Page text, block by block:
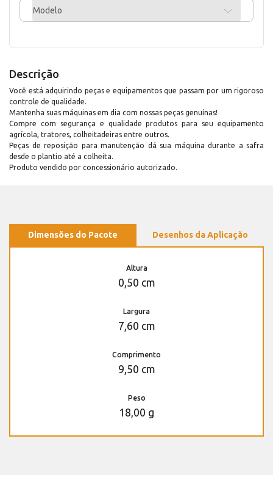
Modelo
Descrição
Você está adquirindo peças e equipamentos que passam por um rigoroso
controle de qualidade.
Mantenha suas máquinas em dia com nossas peças genuínas!
Compre com segurança e qualidade produtos para seu equipamento
agrícola, tratores, colheitadeiras entre outros.
Peças de reposição para manutenção dá sua máquina durante a safra
desde o plantio até a colheita.
Produto vendido por concessionário autorizado.
Dimensões do Pacote Desenhos da Aplicação
Altura
0,50 cm
Largura
7,60 cm
Comprimento
9,50 cm
Peso
18,00 g